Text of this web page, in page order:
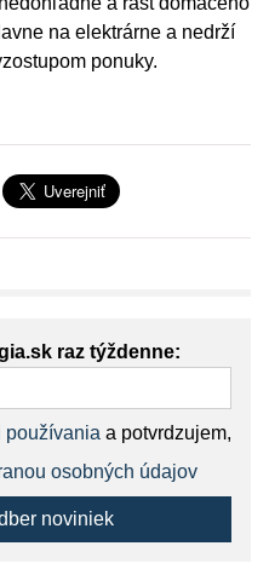
na elektrárne a nedrží
ponuky.
raz týždenne:
používania a potvrdzujem,
osobných údajov
noviniek